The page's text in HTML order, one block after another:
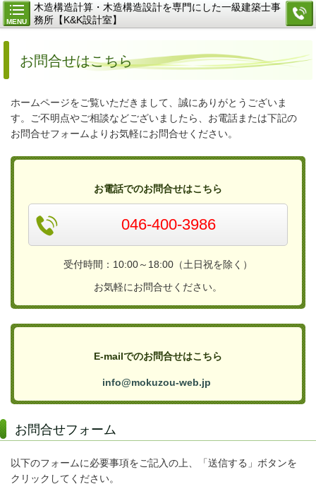
MENU
木造構造計算・木造構造設計を専門にした一級建築士事
務所【K&K設計室】
お問合せはこちら
ホームページをご覧いただきまして、誠にありがとうございま
す。ご不明点やご相談などございましたら、お電話または下記の
お問合せフォームよりお気軽にお問合せください。
お電話でのお問合せはこちら
046-400-3986
受付時間：10:00～18:00（土日祝を除く）
お気軽にお問合せください。
E-mailでのお問合せはこちら
info@mokuzou-web.jp
お問合せフォーム
以下のフォームに必要事項をご記入の上、「送信する」ボタンを
クリックしてください。